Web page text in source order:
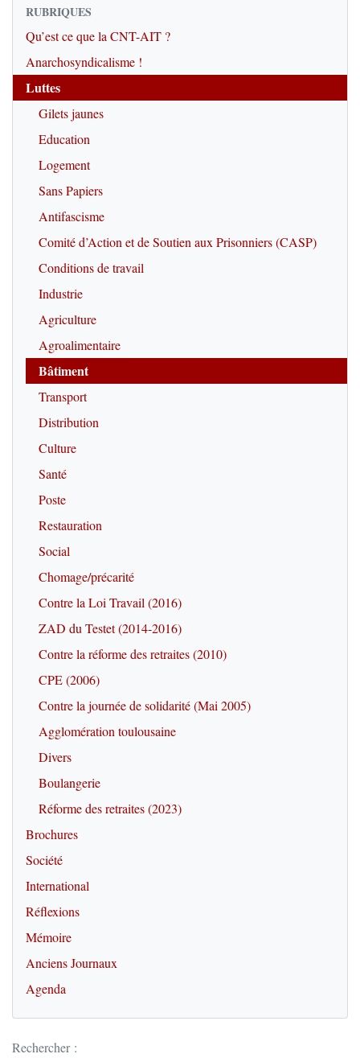
RUBRIQUES
Qu’est ce que la CNT-AIT ?
Anarchosyndicalisme !
Luttes
Gilets jaunes
Education
Logement
Sans Papiers
Antifascisme
Comité d’Action et de Soutien aux Prisonniers (CASP)
Conditions de travail
Industrie
Agriculture
Agroalimentaire
Bâtiment
Transport
Distribution
Culture
Santé
Poste
Restauration
Social
Chomage/précarité
Contre la Loi Travail (2016)
ZAD du Testet (2014-2016)
Contre la réforme des retraites (2010)
CPE (2006)
Contre la journée de solidarité (Mai 2005)
Agglomération toulousaine
Divers
Boulangerie
Réforme des retraites (2023)
Brochures
Société
International
Réflexions
Mémoire
Anciens Journaux
Agenda
Rechercher :